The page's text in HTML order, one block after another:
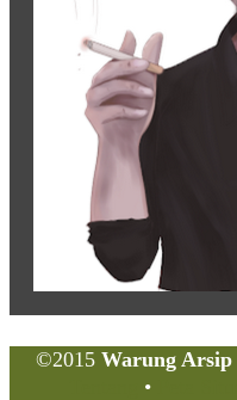
©2015 Warung Arsip
•